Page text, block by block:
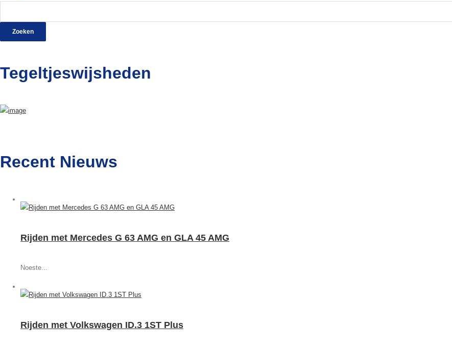
Tegeltjeswijsheden
Recent Nieuws
Rijden met Mercedes G 63 AMG en GLA 45 AMG
Noeste...
Rijden met Volkswagen ID.3 1ST Plus